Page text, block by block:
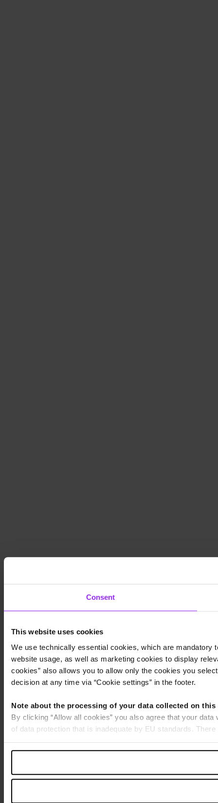
Consent
This website uses cookies
We use technically essential cookies, which are mandatory
website usage, as well as marketing cookies to display
cookies” also allows you to allow only the cookies you
decision at any time via “Cookie settings” in the footer.
Note about the processing of your data collected on this
By clicking “Allow all cookies” you also agree that your
of data protection that is inadequate by EU standards.